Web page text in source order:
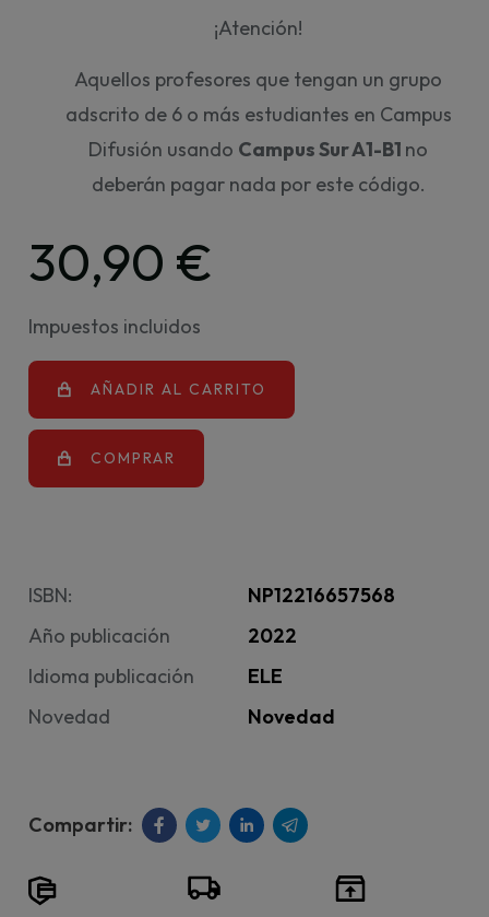
¡Atención!
Aquellos profesores que tengan un grupo
adscrito de 6 o más estudiantes en Campus
Difusión usando Campus Sur A1-B1 no
deberán pagar nada por este código.
30,90 €
Impuestos incluidos
AÑADIR AL CARRITO
COMPRAR
ISBN:
NP12216657568
Año publicación
2022
Idioma publicación
ELE
Novedad
Novedad